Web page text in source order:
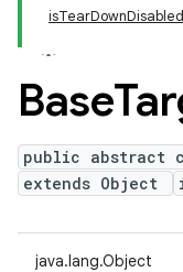
isTearDownDisabled
Base
public abstract
extends Object
java.lang.Object